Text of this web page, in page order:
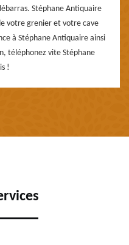
Stéphane Antiquaire
votre grenier et votre cave
à Stéphane Antiquaire ainsi
téléphonez vite Stéphane
!